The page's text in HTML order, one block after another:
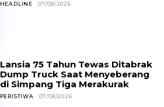
HEADLINE 07/08/2026
Lansia 75 Tahun Tewas Ditabrak
Dump Truck Saat Menyeberang
di Simpang Tiga Merakurak
PERISTIWA 07/08/2026